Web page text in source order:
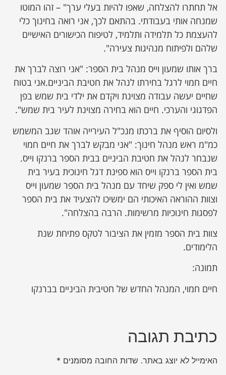
אל תחתרו להצלחה, שאפו להיות בעלי ערך" – זהו המוטו
שמנחה אותי בעבודתי. בהתאם לכך, אני רואה בחינוך כלי
להעצמת כל תלמידה ותלמיד, לטיפוח הכישורים האישיים
שלהם ולפיתוח מנהיגות צעירה".
ברך אותו שמעון וייס מנהל בית הספר: "אני רוצה לברך את
חיים חמוי לרגל בחירתו לנהל את חטיבת הביניים.אני בטוח
שחיים יעשה עבודה מצוינת ויקדם את ילדי בית שמש בפן
הפדגוגי והערכי. חיים הוא בחירה מצוינת לעיר בית שמש".
ולסיום הוסיף את ברכתו מנכ"ל העירייה אוהד שגב המשמש
כמ"מ ראש מנהל חינוך: "אני מבקש לברך את חיים חמוי
שנבחר לנהל את חטיבת הביניים בבית הספר ברנקו וייס.
בית הספר ברנקו וייס הוא ספינת דגל חינוכית בעיר בית
שמש ואין לי ספק שיחד עם מנהל בית הספר שמעון וייס
וצוות ההוראה האיכותי הם ימשיכו להצעיד את בית הספר
לפסגות חינוכיות מרשימות. הרבה בהצלחה".
צוות בית הספר מזמין את הציבור לטקס פתיחת שנת
הלימודים.
תמונה:
חיים חמוי, המנהל החדש של חטיבית הביניים בברנקו
כתיבת תגובה
האימייל לא יוצג באתר. שדות החובה מסומנים *